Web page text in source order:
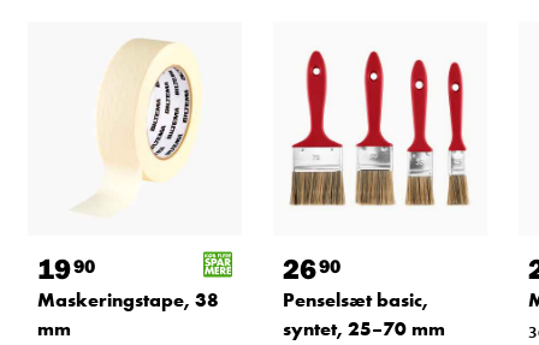
1990
Maskeringstape, 38
mm
2690
Penselsæt basic,
syntet, 25–70 mm